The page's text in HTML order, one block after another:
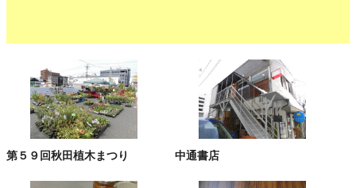
第５９回秋田植木まつり 中通書店